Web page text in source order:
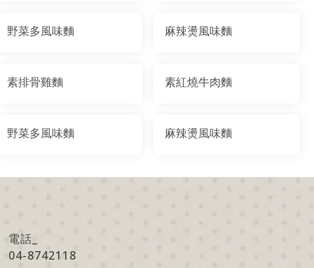
野菜多風味麵 麻辣燙風味麵
素排骨雞麵 素紅燒牛肉麵
野菜多風味麵 麻辣燙風味麵
電話_
04-8742118